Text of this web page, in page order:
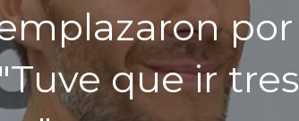
por
que ir tres